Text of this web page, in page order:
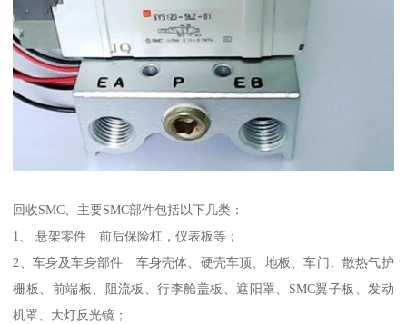
回收SMC、主要SMC部件包括以下几类：
1、 悬架零件 前后保险杠，仪表板等；
2、车身及车身部件 车身壳体、硬壳车顶、地板、车门、散热气护
栅板、前端板、阻流板、行李舱盖板、遮阳罩、SMC翼子板、发动
机罩、大灯反光镜；